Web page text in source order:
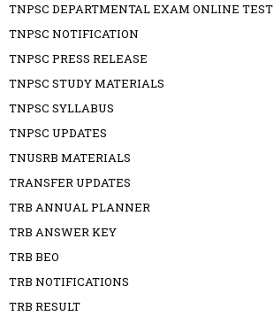
TNPSC DEPARTMENTAL EXAM ONLINE TEST
TNPSC NOTIFICATION
TNPSC PRESS RELEASE
TNPSC STUDY MATERIALS
TNPSC SYLLABUS
TNPSC UPDATES
TNUSRB MATERIALS
TRANSFER UPDATES
TRB ANNUAL PLANNER
TRB ANSWER KEY
TRB BEO
TRB NOTIFICATIONS
TRB RESULT